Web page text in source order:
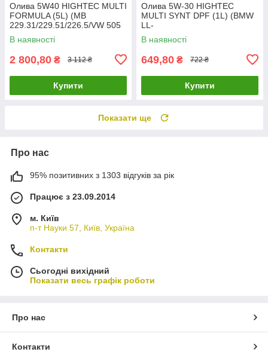
Олива 5W40 HIGHTEC MULTI
FORMULA (5L) (MB
229.31/229.51/226.5/VW 505
00/505 01/502 00/BMW L
20138-0050-99 UA61
В наявності
2 800,80 ₴ 3 112 ₴
Купити
Олива 5W-30 HIGHTEC
MULTI SYNT DPF (1L) (BMW
LL-
04/MB229.51/229.31/229.52/V
W504 00/507 00/G 20125-
В наявності
649,80 ₴ 722 ₴
Купити
Показати ще
Про нас
95% позитивних з 1303 відгуків за рік
Працює з 23.09.2014
м. Київ
п-т Науки 57, Київ, Україна
Контакти
Сьогодні вихідний
Показати весь графік роботи
Про нас
Контакти